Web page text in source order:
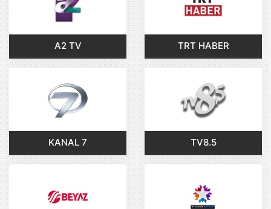
A2 TV TRT HABER
KANAL 7 TV8.5